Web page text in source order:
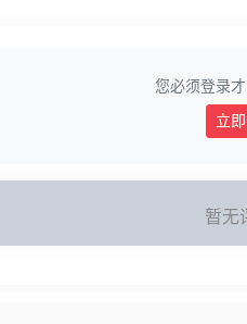
您必须登录才
立
暂无